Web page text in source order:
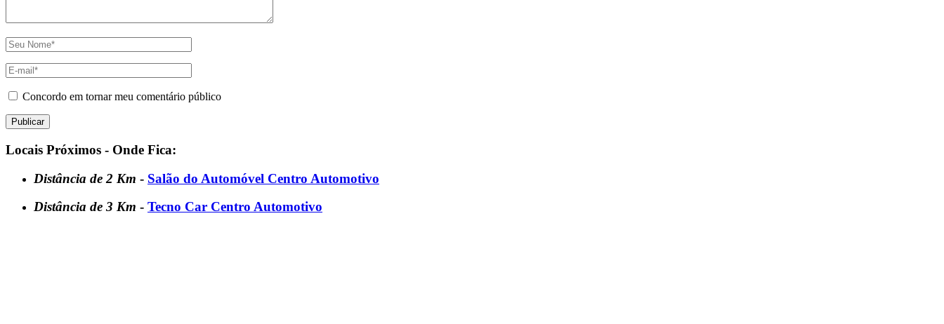
Concordo em tornar meu comentário público
Locais Próximos - Onde Fica:
Distância de 2 Km - Salão do Automóvel Centro Automotivo
Distância de 3 Km - Tecno Car Centro Automotivo